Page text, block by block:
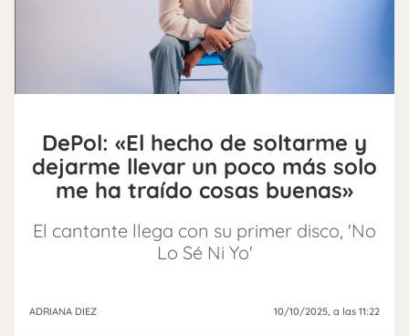
DePol: «El hecho de soltarme y
dejarme llevar un poco más solo
me ha traído cosas buenas»
El cantante llega con su primer disco, 'No
Lo Sé Ni Yo'
ADRIANA DIEZ 10/10/2025, a las 11:22